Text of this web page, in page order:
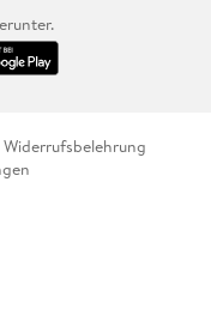
Widerrufsbelehrung